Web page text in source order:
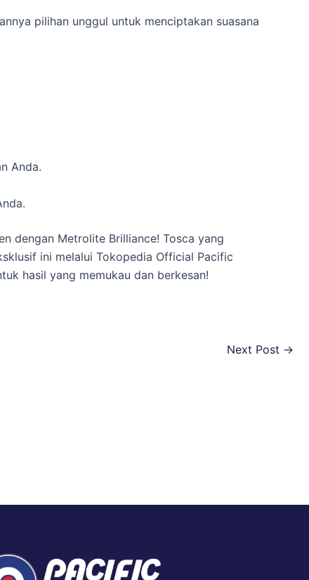
pilihan unggul untuk menciptakan suasana
Anda.
dengan Metrolite Brilliance! Tosca yang
ini melalui Tokopedia Official Pacific
hasil yang memukau dan berkesan!
Next Post →